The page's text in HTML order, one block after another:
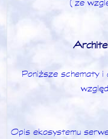
Poniższe schematy
Opis ekosystemu